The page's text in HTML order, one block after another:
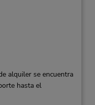
alquiler se encuentra
hasta el